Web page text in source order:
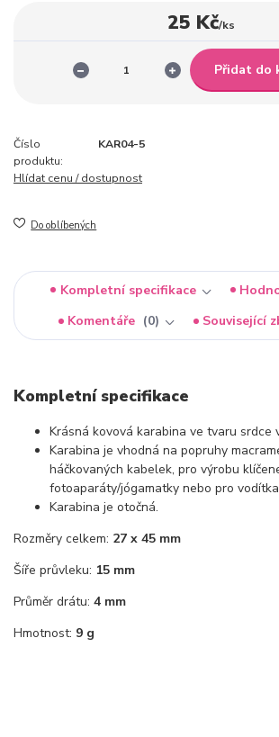
25 Kč/ks
Přidat do
Číslo
produktu:
KAR04-5
Hlídat cenu / dostupnost
Do oblíbených
Kompletní specifikace
Komentáře
0 Související
Kompletní specifikace
Krásná kovová karabina ve tvaru srdce
Karabina je vhodná na popruhy
háčkovaných kabelek, pro výrobu
fotoaparáty/jógamatky nebo pro
Karabina je otočná.
Rozměry celkem: 27 x 45 mm
Šíře průvleku: 15 mm
Průměr drátu: 4 mm
Hmotnost: 9 g